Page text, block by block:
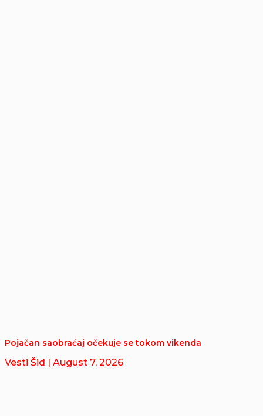
Pojačan saobraćaj očekuje se tokom vikenda
Vesti Šid | August 7, 2026